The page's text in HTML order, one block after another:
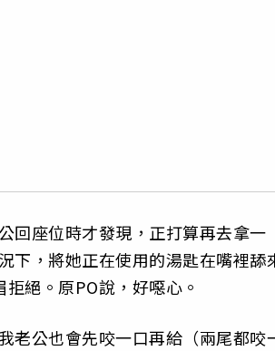
回座位時才發現，正打算再去拿一
下，將她正在使用的湯匙在嘴裡舔
絕。原PO說，好噁心。
老公也會先咬一口再給（兩尾都咬